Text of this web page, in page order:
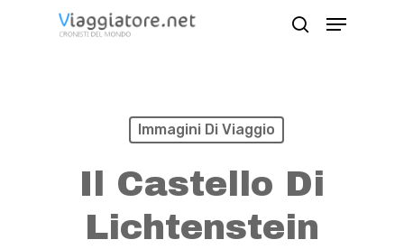
Menu
Immagini Di Viaggio
Il Castello Di
Lichtenstein